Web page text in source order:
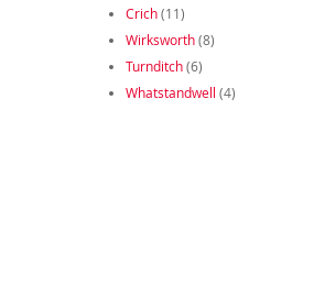
Crich(11)
Wirksworth(8)
Turnditch(6)
Whatstandwell (4)